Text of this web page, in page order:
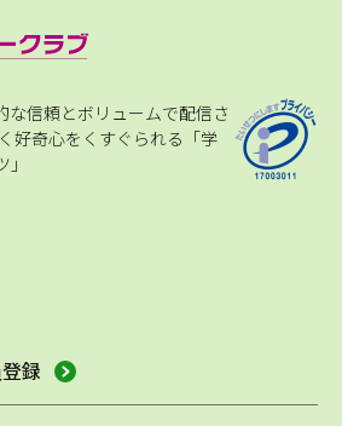
な信頼とボリュームで配信さ
好奇心をくすぐられる「学
録